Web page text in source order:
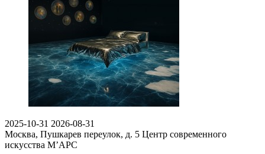
2025-10-31 2026-08-31
Москва, Пушкарев переулок, д. 5 Центр современного
искусства М’АРС